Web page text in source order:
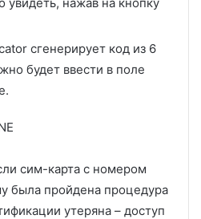
сгенерирует код из 6
будет ввести в поле
сим-карта с номером
была пройдена процедура
утеряна – доступ